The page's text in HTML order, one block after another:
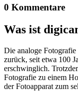
0 Kommentare
Was ist
Die analoge
zurück, seit etwa 100
erschwinglich.
Fotografie zu einem
der Fotoapparat zum